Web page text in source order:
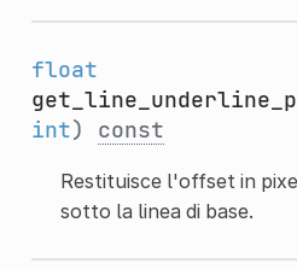
float
int) const
Restituisce l'offset in
sotto la linea di base.